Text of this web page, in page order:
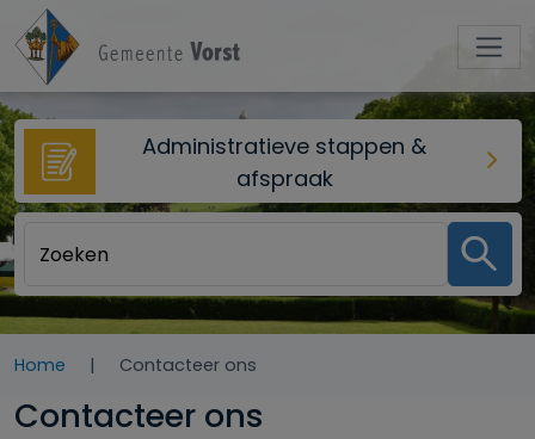
Overslaan en naar de inhoud gaan
Administratieve stappen &
afspraak
Home Contacteer ons
Contacteer ons